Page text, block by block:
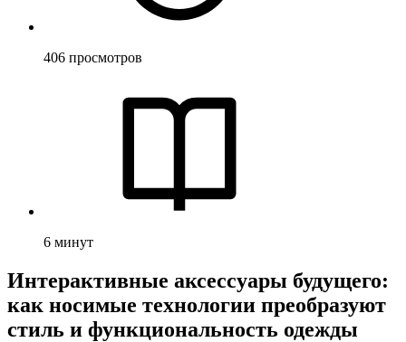
406 просмотров
6 минут
Интерактивные аксессуары будущего:
как носимые технологии преобразуют
стиль и функциональность одежды